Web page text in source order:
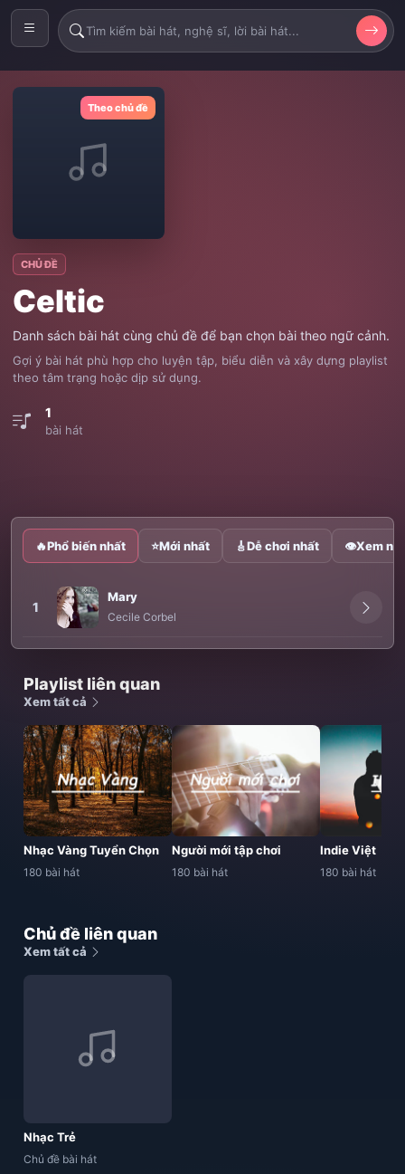
Theo chủ đề
CHỦ ĐỀ
Celtic
Danh sách bài hát cùng chủ đề để bạn chọn bài theo ngữ cảnh.
Gợi ý bài hát phù hợp cho luyện tập, biểu diễn và xây dựng playlist
theo tâm trạng hoặc dịp sử dụng.
1
bài hát
🔥Phổ biến nhất ⭐Mới nhất 🎸Dễ chơi nhất 👁Xem
1
Mary
Cecile Corbel
Playlist liên quan
Xem tất cả
Nhạc Vàng Tuyển Chọn
180 bài hát
Người mới tập chơi
180 bài hát
Indie Việt
180 bài hát
Chủ đề liên quan
Xem tất cả
Nhạc Trẻ
Chủ đề bài hát